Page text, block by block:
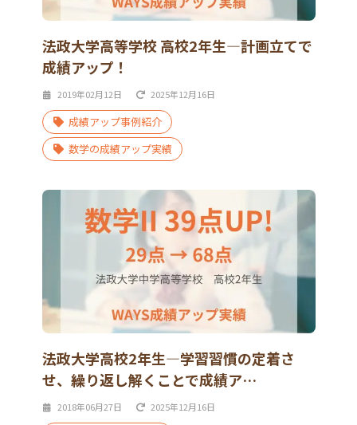
法政大学高等学校 高校2年生―計画立てで
成績アップ！
2019年02月12日 2025年12月16日
成績アップ事例紹介
数学の成績アップ実績
法政大学高校2年生―学習習慣の定着さ
せ、繰り返し解くことで成績ア…
2018年06月27日 2025年12月16日